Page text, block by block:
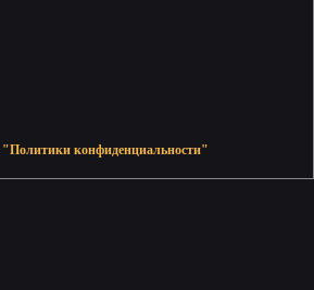
"Политики конфиденциальности"